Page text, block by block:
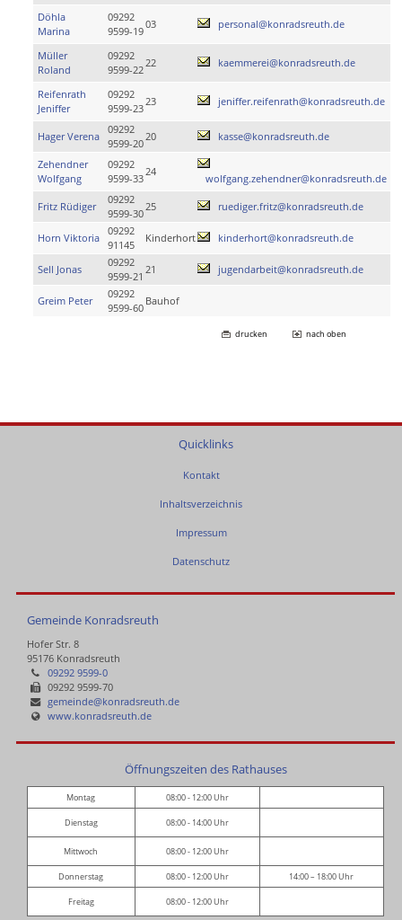
Döhla
Marina
09292
9599-19
03 personal@konradsreuth.de
Müller
Roland
09292
9599-22
22 kaemmerei@konradsreuth.de
Reifenrath
Jeniffer
09292
9599-23
23 jeniffer.reifenrath@konradsreuth.de
Hager Verena
09292
9599-20
20 kasse@konradsreuth.de
Zehendner
Wolfgang
09292
9599-33
24
wolfgang.zehendner@konradsreuth.de
Fritz Rüdiger
09292
9599-30
25 ruediger.fritz@konradsreuth.de
Horn Viktoria
09292
91145
Kinderhort kinderhort@konradsreuth.de
Sell Jonas
09292
9599-21
21 jugendarbeit@konradsreuth.de
Greim Peter
09292
9599-60
Bauhof
drucken nach oben
Quicklinks
Kontakt
Inhaltsverzeichnis
Impressum
Datenschutz
Gemeinde Konradsreuth
Hofer Str. 8
95176 Konradsreuth
09292 9599-0
09292 9599-70
gemeinde@konradsreuth.de
www.konradsreuth.de
Öffnungszeiten des Rathauses
Montag 08:00 - 12:00 Uhr
Dienstag 08:00 - 14:00 Uhr
Mittwoch 08:00 - 12:00 Uhr
Donnerstag 08:00 - 12:00 Uhr 14:00 – 18:00 Uhr
Freitag 08:00 - 12:00 Uhr